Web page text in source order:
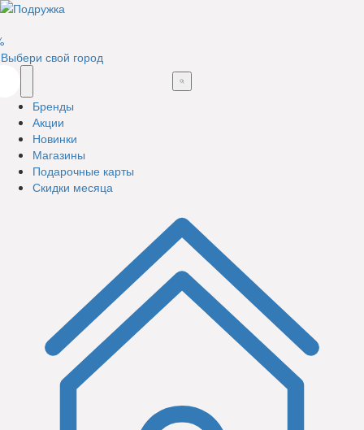
Выбери свой город
Бренды
Акции
Новинки
Магазины
Подарочные карты
Скидки месяца